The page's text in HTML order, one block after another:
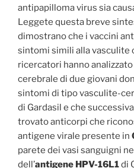
antipapilloma virus sia
Leggete questa breve
dimostrano che i vaccini
sintomi simili alla vasculite
ricercatori hanno
cerebrale di due giovani
sintomi di tipo vasculite-
di Gardasil e che
trovato anticorpi che
antigene virale presente in
parete dei vasi sanguigni
dell’antigene HPV-16L1di